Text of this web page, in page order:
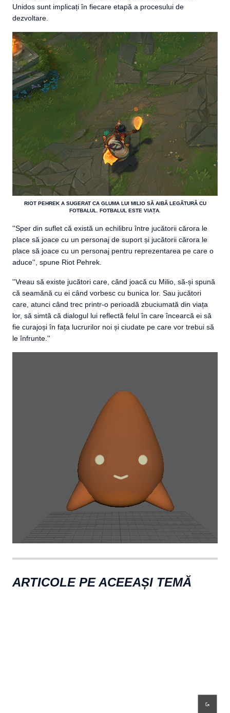
Unidos sunt implicați în fiecare etapă a procesului de
dezvoltare.
RIOT PEHREK A SUGERAT CA GLUMA LUI MILIO SĂ AIBĂ LEGĂTURĂ CU
FOTBALUL. FOTBALUL ESTE VIAȚA.
''Sper din suflet că există un echilibru între jucătorii cărora le
place să joace cu un personaj de suport și jucătorii cărora le
place să joace cu un personaj pentru reprezentarea pe care o
aduce'', spune Riot Pehrek.
''Vreau să existe jucători care, când joacă cu Milio, să-și spună
că seamănă cu ei când vorbesc cu bunica lor. Sau jucători
care, atunci când trec printr-o perioadă zbuciumată din viața
lor, să simtă că dialogul lui reflectă felul în care încearcă ei să
fie curajoși în fața lucrurilor noi și ciudate pe care vor trebui să
le înfrunte.''
ARTICOLE PE ACEEAȘI TEMĂ